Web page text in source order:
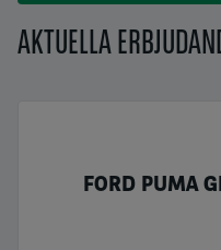
AKTUELLA
FORD PUMA